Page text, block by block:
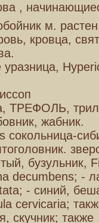
,
м.
кровца,
уразница,
ТРЕФОЛЬ,
жабник.
сокольница-
бузульник,
decumbens; -
- синий,
cervicaria;
скучник; также